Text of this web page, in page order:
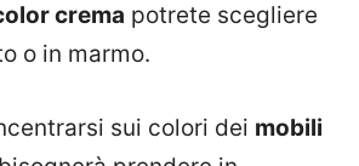
crema potrete scegliere
o in marmo.
sui colori dei mobili